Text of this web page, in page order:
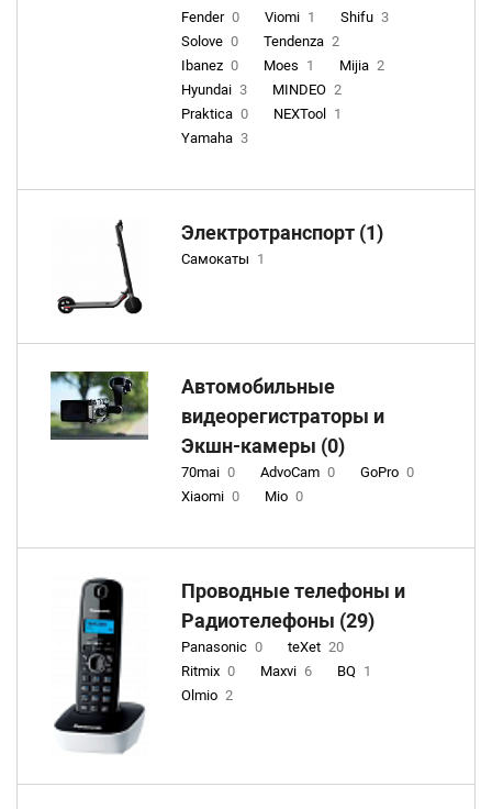
Fender 0 Viomi 1 Shifu 3
Solove 0 Tendenza 2
Ibanez 0 Moes 1 Mijia 2
Hyundai 3 MINDEO 2
Praktica 0 NEXTool
1
Yamaha 3
Электротранспорт (1)
Самокаты 1
Автомобильные
видеорегистраторы и
Экшн-камеры (0)
70mai 0 AdvoCam 0 GoPro 0
Xiaomi 0 Mio 0
Проводные телефоны и
Радиотелефоны (29)
Panasonic 0 teXet 20
Ritmix 0 Maxvi 6 BQ 1
Olmio 2